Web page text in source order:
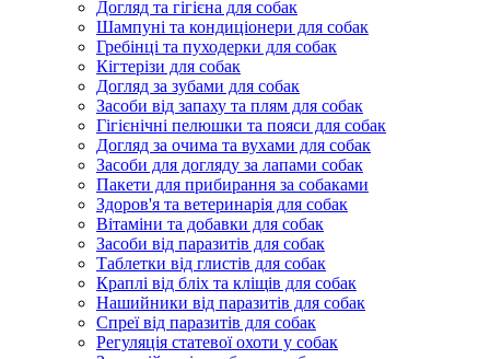
Догляд та гігієна для собак
Шампуні та кондиціонери для собак
Гребінці та пуходерки для собак
Кігтерізи для собак
Догляд за зубами для собак
Засоби від запаху та плям для собак
Гігієнічні пелюшки та пояси для собак
Догляд за очима та вухами для собак
Засоби для догляду за лапами собак
Пакети для прибирання за собаками
Здоров'я та ветеринарія для собак
Вітаміни та добавки для собак
Засоби від паразитів для собак
Таблетки від глистів для собак
Краплі від бліх та кліщів для собак
Нашийники від паразитів для собак
Спреї від паразитів для собак
Регуляція статевої охоти у собак